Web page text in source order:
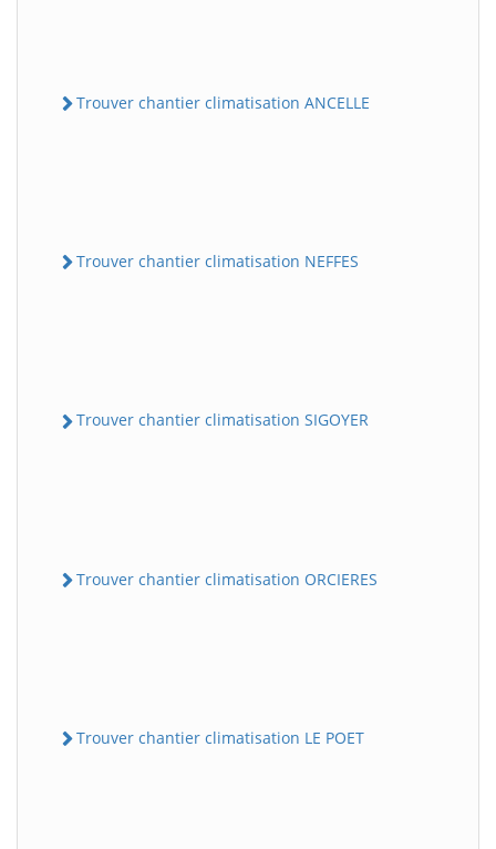
Trouver chantier climatisation ANCELLE
Trouver chantier climatisation NEFFES
Trouver chantier climatisation SIGOYER
Trouver chantier climatisation ORCIERES
Trouver chantier climatisation LE POET